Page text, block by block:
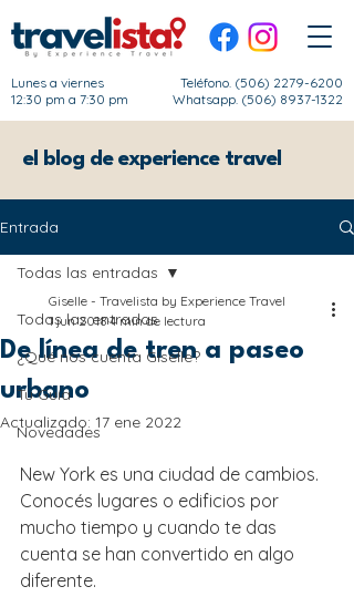
Lunes a viernes
12:30 pm a 7:30 pm
Teléfono. (506) 2279-6200
Whatsapp. (506) 8937-1322
el blog de experience travel
Entrada
Todas las entradas
¿Qué nos cuenta Giselle?
Tu Guía
Novedades
Todas las entradas
De línea de tren a paseo
urbano
Giselle - Travelista by Experience Travel
1 jun 20184 min de lectura
Actualizado: 17 ene 2022
New York es una ciudad de cambios.
Conocés lugares o edificios por
mucho tiempo y cuando te das
cuenta se han convertido en algo
diferente.